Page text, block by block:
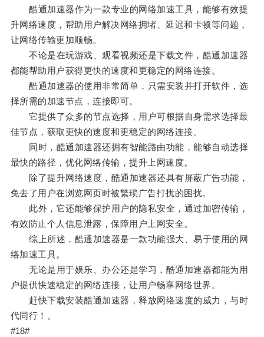
酷通加速器作为一款专业的网络加速工具，能够有效提
升网络速度，帮助用户解决网络拥堵、延迟和卡顿等问题，
让网络传输更加顺畅。
不论是在玩游戏、观看视频还是下载文件，酷通加速器
都能帮助用户获得更快的速度和更稳定的网络连接。
酷通加速器的使用非常简单，只需安装并打开软件，选
择所需的加速节点，连接即可。
它提供了众多的节点选择，用户可根据自身需求选择最
佳节点，获取更快的速度和更稳定的网络连接。
同时，酷通加速器还拥有智能路由功能，能够自动选择
最快的路径，优化网络传输，提升上网速度。
除了提升网络速度，酷通加速器还具有屏蔽广告功能，
免去了用户在浏览网页时被繁琐广告打扰的困扰。
此外，它还能够保护用户的隐私安全，通过加密传输，
有效防止个人信息泄露，保障用户上网安全。
综上所述，酷通加速器是一款功能强大、易于使用的网
络加速工具。
无论是用于娱乐、办公还是学习，酷通加速器都能为用
户提供快速稳定的网络连接，让用户畅享网络世界。
赶快下载安装酷通加速器，释放网络速度的威力，与时
代同行！。
#18#